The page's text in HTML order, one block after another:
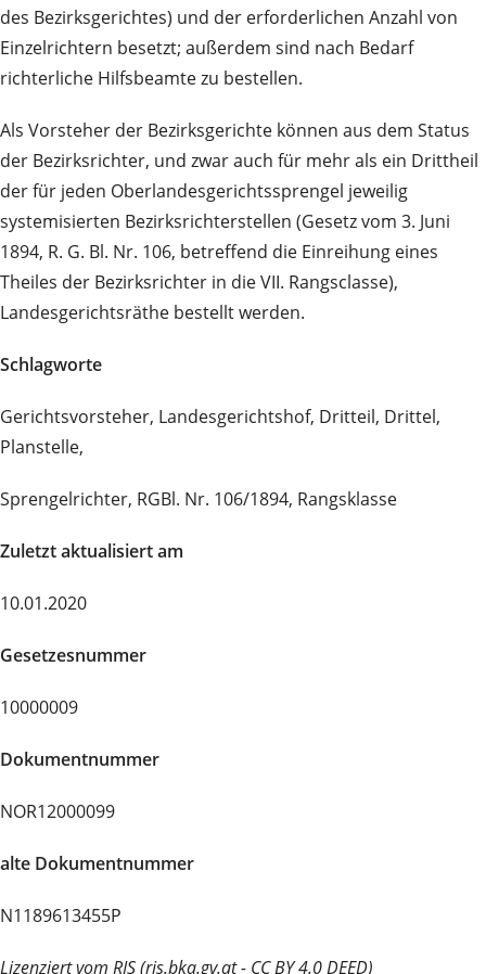
des Bezirksgerichtes) und der erforderlichen Anzahl von
Einzelrichtern besetzt; außerdem sind nach Bedarf
richterliche Hilfsbeamte zu bestellen.
Als Vorsteher der Bezirksgerichte können aus dem Status
der Bezirksrichter, und zwar auch für mehr als ein Drittheil
der für jeden Oberlandesgerichtssprengel jeweilig
systemisierten Bezirksrichterstellen (Gesetz vom 3. Juni
1894, R. G. Bl. Nr. 106, betreffend die Einreihung eines
Theiles der Bezirksrichter in die VII. Rangsclasse),
Landesgerichtsräthe bestellt werden.
Schlagworte
Gerichtsvorsteher, Landesgerichtshof, Dritteil, Drittel,
Planstelle,
Sprengelrichter, RGBl. Nr. 106/1894, Rangsklasse
Zuletzt aktualisiert am
10.01.2020
Gesetzesnummer
10000009
Dokumentnummer
NOR12000099
alte Dokumentnummer
N1189613455P
Lizenziert vom RIS (ris.bka.gv.at - CC BY 4.0 DEED)